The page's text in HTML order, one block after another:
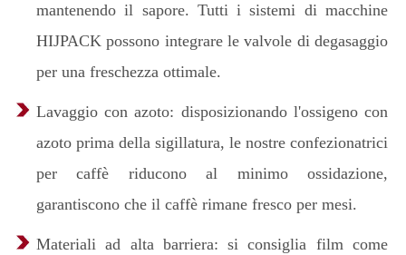
mantenendo il sapore. Tutti i sistemi di macchine
HIJPACK possono integrare le valvole di degasaggio
per una freschezza ottimale.
Lavaggio con azoto: disposizionando l'ossigeno con
azoto prima della sigillatura, le nostre confezionatrici
per caffè riducono al minimo ossidazione,
garantiscono che il caffè rimane fresco per mesi.
Materiali ad alta barriera: si consiglia film come